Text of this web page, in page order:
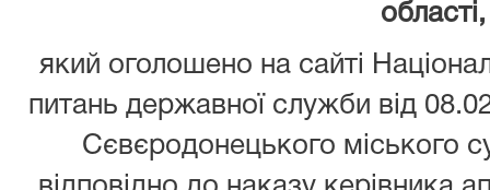
області,
який оголошено на сайті
питань державної служби від
Сєвєродонецького міського